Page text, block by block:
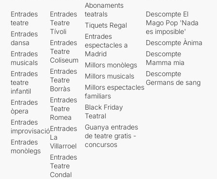
Entrades
teatre
Entrades
dansa
Entrades
musicals
Entrades
teatre
infantil
Entrades
òpera
Entrades
improvisació
Entrades
monòlegs
Entrades
Teatre
Tívoli
Entrades
Teatre
Coliseum
Entrades
Teatre
Borràs
Entrades
Teatre
Romea
Entrades
La
Villarroel
Entrades
Teatre
Condal
Abonaments
teatrals
Tiquets Regal
Entrades
espectacles a
Madrid
Millors monòlegs
Millors musicals
Millors espectacles
familiars
Black Friday
Teatral
Guanya entrades
de teatre gratis -
concursos
Descompte El
Mago Pop 'Nada
es imposible'
Descompte Ànima
Descompte
Mamma mia
Descompte
Germans de sang